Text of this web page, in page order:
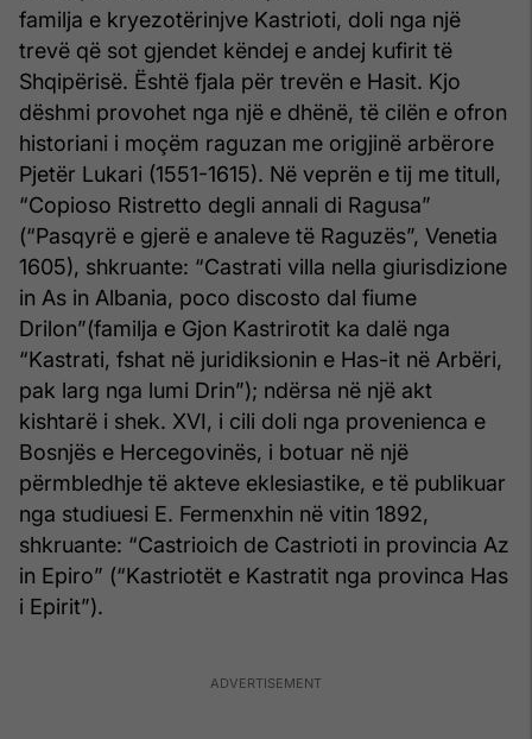
familja e kryezotërinjve Kastrioti, doli nga një
trevë që sot gjendet këndej e andej kufirit të
Shqipërisë. Është fjala për trevën e Hasit. Kjo
dëshmi provohet nga një e dhënë, të cilën e ofron
historiani i moçëm raguzan me origjinë arbërore
Pjetër Lukari (1551-1615). Në veprën e tij me titull,
“Copioso Ristretto degli annali di Ragusa”
(“Pasqyrë e gjerë e analeve të Raguzës”, Venetia
1605), shkruante: “Castrati villa nella giurisdizione
in As in Albania, poco discosto dal fiume
Drilon”(familja e Gjon Kastrirotit ka dalë nga
“Kastrati, fshat në juridiksionin e Has-it në Arbëri,
pak larg nga lumi Drin”); ndërsa në një akt
kishtarë i shek. XVI, i cili doli nga provenienca e
Bosnjës e Hercegovinës, i botuar në një
përmbledhje të akteve eklesiastike, e të publikuar
nga studiuesi E. Fermenxhin në vitin 1892,
shkruante: “Castrioich de Castrioti in provincia Az
in Epiro” (“Kastriotët e Kastratit nga provinca Has
i Epirit”).